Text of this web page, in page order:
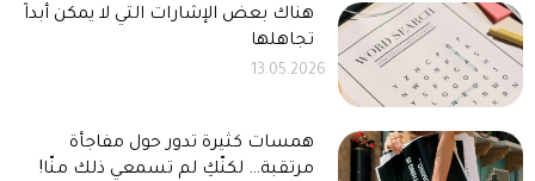
هناك بعض الإشارات التي لا يمكن أبداً
تجاهلها
13.05.2026
همسات كثيرة تدور حول مفاجأة
مرتقبة… لكنّكِ لم تسمعي ذلك منّا!